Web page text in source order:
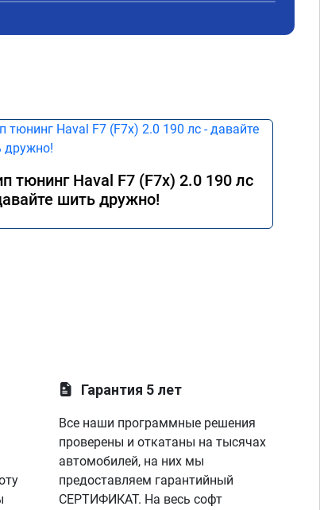
тюнинг Haval F7 (F7x) 2.0 190 лс
шить дружно!
Гарантия 5 лет
Все наши программные решения
проверены и откатаны на тысячах
автомобилей, на них мы
предоставляем гарантийный
СЕРТИФИКАТ. На весь софт